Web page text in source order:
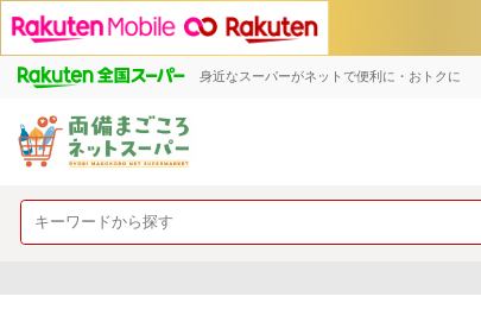
身近なスーパーがネットで便利に・おトクに